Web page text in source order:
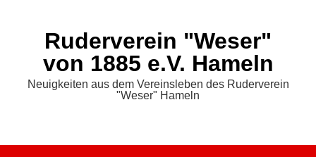
Ruderverein "Weser"
von 1885 e.V. Hameln
Neuigkeiten aus dem Vereinsleben des Ruderverein
"Weser" Hameln